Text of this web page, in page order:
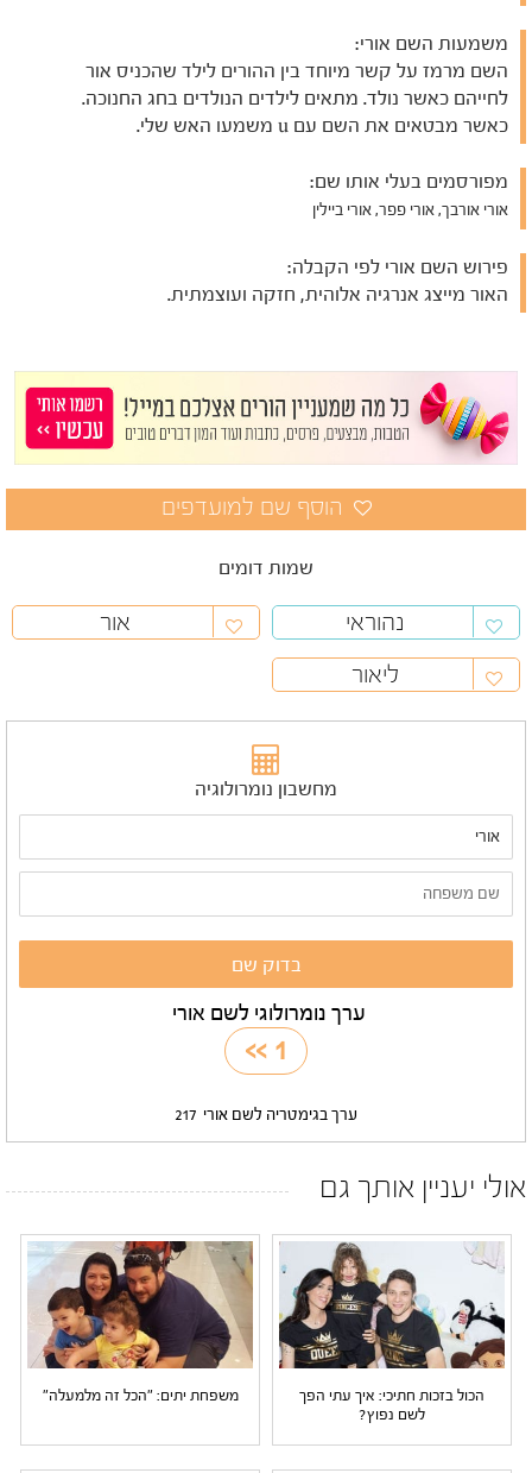
משמעות השם אורי:
השם מרמז על קשר מיוחד בין ההורים לילד שהכניס אור
לחייהם כאשר נולד. מתאים לילדים הנולדים בחג החנוכה.
כאשר מבטאים את השם עם u משמעו האש שלי.
מפורסמים בעלי אותו שם:
אורי אורבך, אורי פפר, אורי ביילין
פירוש השם אורי לפי הקבלה:
האור מייצג אנרגיה אלוהית, חזקה ועוצמתית.
שמות דומים
נהוראי
אור
ליאור
מחשבון נומרולוגיה
ערך נומרולוגי לשם אורי
1
>>
ערך בגימטריה לשם אורי 217
אולי יעניין אותך גם
הכול בזכות חתיכי: איך עתי הפך
לשם נפוץ?
משפחת יתים: "הכל זה מלמעלה"